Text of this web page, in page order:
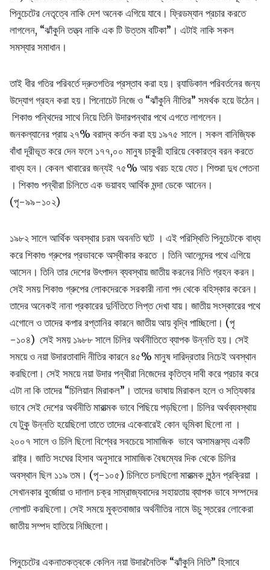
পিনুচেটের নেতৃত্বে নাকি দেশ অনেক এগিয়ে যাবে। ফ্রিডম্যান প্রচার করতে
লাগলেন, “ঝাঁকুনি তত্ত্ব নাকি এক টি উত্তম বটিকা”। এটাই নাকি সকল
সমস্যার সমাধান।
তাই ধীর গতির পরিবর্তে দ্রুতগতির প্রস্তাব করা হয়। র‍্যাডিকাল পরিবর্তনের জন্য
উদ্যোগ গ্রহন করা হয়। পিনোচেট নিজে ও “ঝাঁকুনি নীতির” সমর্থক হয়ে উঠেন।
শিকাগু পন্থিদের সাথে নিয়ে তিনি উদারপন্থার পথে এগতে লাগলেন।
জনকল্যানের প্রায় ২৭% বরাদ্ব কর্তন করা হয় ১৯৭৫ সালে। সকল বানিজ্যিক
বাঁধা দূরীভূত করে দেন ফলে ১৭৭,০০ মানুষ চাকুরী হারিয়ে বেকারত্ব বরন করতে
বাধ্য হন। কেবল খাবারের জন্যই ৭৫% আয় খরচ হয়ে যেত। শিশুরা দুধ পেতনা
। শিকাগু পন্থীরা চিলিতে এক ভয়াবহ আর্থিক মন্দা ডেকে আনেন।
(পৃ-৯৯-১০২)
১৯৮২ সালে আর্থিক অবস্থার চরম অবনতি ঘটে । এই পরিস্থিতি পিনুচেটকে বাধ্য
করে শিকাগু গ্রুপের প্রভাবকে অস্বীকার করতে । তিনি আলেন্দের পথে এগিয়ে
আসেন। তিনি তার দেশের উৎপাদন ব্যবস্থায় জাতীয় করনের নিতি গ্রহন করন।
সেই সময় শিকাগু গ্রুপের লোকদেরকে সরকারী নানা পদ থেকে বহিস্কার করেন।
তাদের অনেকই নানা প্রকারের দুর্নিতিতে লিপ্ত দেখা যায়। জাতীয় সংস্কারের পথে
এগোলে ও তাদের কপার রপ্তানির কারনে জাতীয় আয় বৃদ্বি পাচ্ছিলো। (পৃ
-১০৪) সেই সময় ১৯৮৮ সালে চিলির অর্থনীতিতে ব্যাপক উন্নতি হয়। সেই
সময়ে ও নয়া উদারতাবাদি নীতির কারনে ৪৫% মানুষ দারিদ্রতার নিচেই অবস্থান
করছিলো। সেই সময়ে নয়া উদার পন্থীরা নিজেদের কৃতিত্ব দাবী করে প্রচার করে
এটা না কি তাদের “চিলিয়ান মিরাকল”। তাদের ভাষায় মিরাকল হলে ও সত্যিকার
ভাবে সেই দেশের অর্থনীতি মারাত্মক ভাবে পিছিয়ে পড়ছিলো। চিলির অর্থব্যবস্থায়
যে টুকু উন্নতি হয়েছিলো তাতে তাদের একেবারেই কোন ভূমিকা ছিলো না ।
২০০৭ সালে ও চিলি ছিলো বিশ্বের সবচেয়ে সামাজিক ভাবে অসামঞ্জস্য একটি
রাষ্ট্র। জাতি সংঘের হিসাব অনুসারে সামাজিক বৈষম্যের দিক থেকে চিলির
অবস্থান ছিল ১১৯ তম। (পৃ-১০৫) চিলিতে চলছিলো মারাত্মক লুন্ঠন প্রক্রিয়া ।
সেখানকার বুর্জোয়া ও দালাল চক্র সাম্রাজ্যবাদের সহায়তায় ব্যাপক ভাবে সম্পদের
লোপাট করছিলো। সেই সময়ে মুক্তবাজার অর্থনীতির নামে উচু স্তরের লোকেরা
জাতীয় সম্পদ হাতিয়ে নিচ্ছিলো।
পিনুচেটের একনাতকত্বকে কেলিন নয়া উদারনৈতিক “ঝাঁকুনি নিতি” হিসাবে